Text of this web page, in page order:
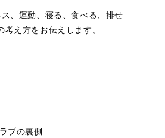
、運動、寝る、食べる、排せ
え方をお伝えします。
ブの裏側